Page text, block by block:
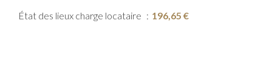
État des lieux charge locataire 196,65 €